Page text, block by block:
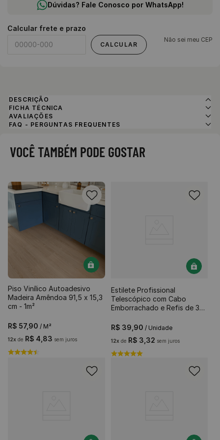
Dúvidas? Fale Conosco por WhatsApp!
Calcular frete e prazo
CALCULAR
Não sei meu CEP
DESCRIÇÃO
FICHA TÉCNICA
AVALIAÇÕES
FAQ - PERGUNTAS FREQUENTES
VOCÊ TAMBÉM PODE GOSTAR
Piso Vinílico Autoadesivo
Madeira Amêndoa 91,5 x 15,3
cm - 1m²
R$ 57, 90 / M²
12x de R$ 4 83 sem juros
Estilete Profissional
Telescópico com Cabo
Emborrachado e Refis de 3
R$ 39 90 / Unidade
12x de R$ 3 32 sem juros